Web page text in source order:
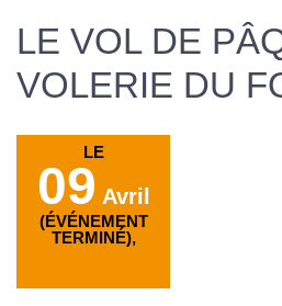
LE VOL DE
VOLERIE DU
LE
09 Avril
(ÉVÉNEMENT
TERMINÉ),